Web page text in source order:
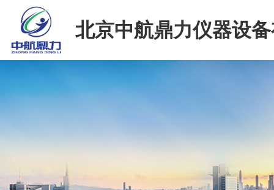
北京中航鼎力仪器设
司